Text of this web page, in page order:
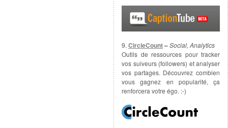
9. CircleCount–Social, Analytics
Outils de ressources pour tracker
vos suiveurs (followers) et analyser
vos partages. Découvrez combien
vous gagnez en popularité, ça
renforcera votre égo. :-)